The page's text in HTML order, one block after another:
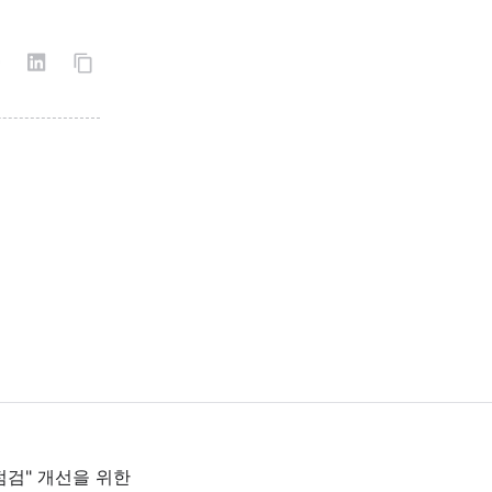
검" 개선을 위한